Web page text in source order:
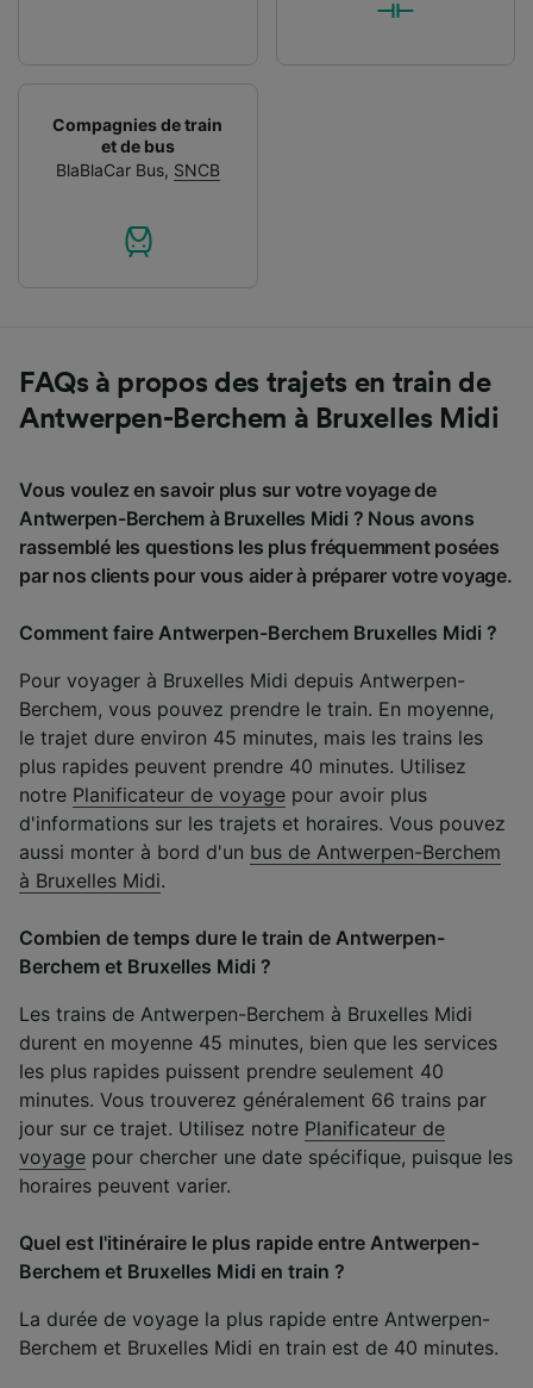
Compagnies de train
et de bus
BlaBlaCar Bus, SNCB
FAQs à propos des trajets en train de
Antwerpen-Berchem à Bruxelles Midi
Vous voulez en savoir plus sur votre voyage de
Antwerpen-Berchem à Bruxelles Midi ? Nous avons
rassemblé les questions les plus fréquemment posées
par nos clients pour vous aider à préparer votre voyage.
Comment faire Antwerpen-Berchem Bruxelles Midi ?
Pour voyager à Bruxelles Midi depuis Antwerpen-
Berchem, vous pouvez prendre le train. En moyenne,
le trajet dure environ 45 minutes, mais les trains les
plus rapides peuvent prendre 40 minutes. Utilisez
notre Planificateur de voyage pour avoir plus
d'informations sur les trajets et horaires. Vous pouvez
aussi monter à bord d'un bus de Antwerpen-Berchem
à Bruxelles Midi.
Combien de temps dure le train de Antwerpen-
Berchem et Bruxelles Midi ?
Les trains de Antwerpen-Berchem à Bruxelles Midi
durent en moyenne 45 minutes, bien que les services
les plus rapides puissent prendre seulement 40
minutes. Vous trouverez généralement 66 trains par
jour sur ce trajet. Utilisez notre Planificateur de
voyage pour chercher une date spécifique, puisque les
horaires peuvent varier.
Quel est l'itinéraire le plus rapide entre Antwerpen-
Berchem et Bruxelles Midi en train ?
La durée de voyage la plus rapide entre Antwerpen-
Berchem et Bruxelles Midi en train est de 40 minutes.